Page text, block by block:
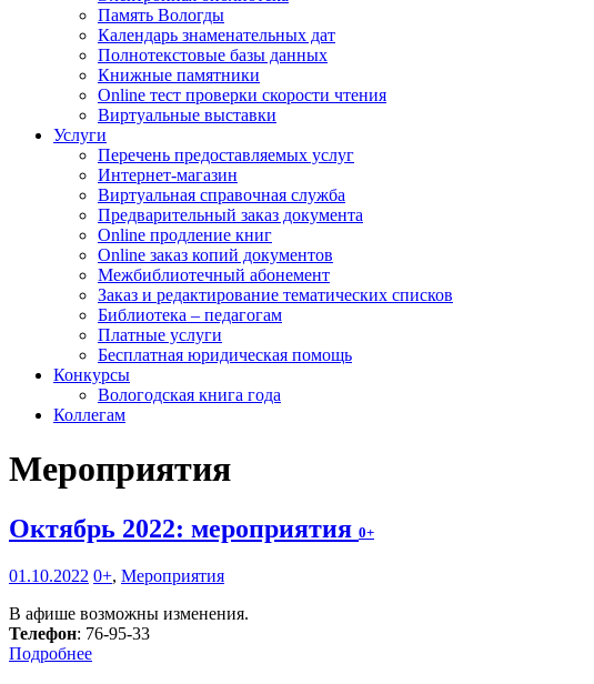
Память Вологды
Календарь знаменательных дат
Полнотекстовые базы данных
Книжные памятники
Online тест проверки скорости чтения
Виртуальные выставки
Услуги
Перечень предоставляемых услуг
Интернет-магазин
Виртуальная справочная служба
Предварительный заказ документа
Online продление книг
Online заказ копий документов
Межбиблиотечный абонемент
Заказ и редактирование тематических списков
Библиотека – педагогам
Платные услуги
Бесплатная юридическая помощь
Конкурсы
Вологодская книга года
Коллегам
Мероприятия
Октябрь 2022: мероприятия 0+
01.10.2022 0+, Мероприятия
В афише возможны изменения.
Телефон: 76-95-33
Подробнее